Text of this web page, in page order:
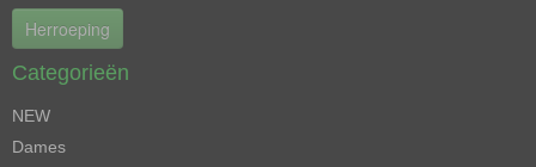
Herroeping
Categorieën
NEW
Dames